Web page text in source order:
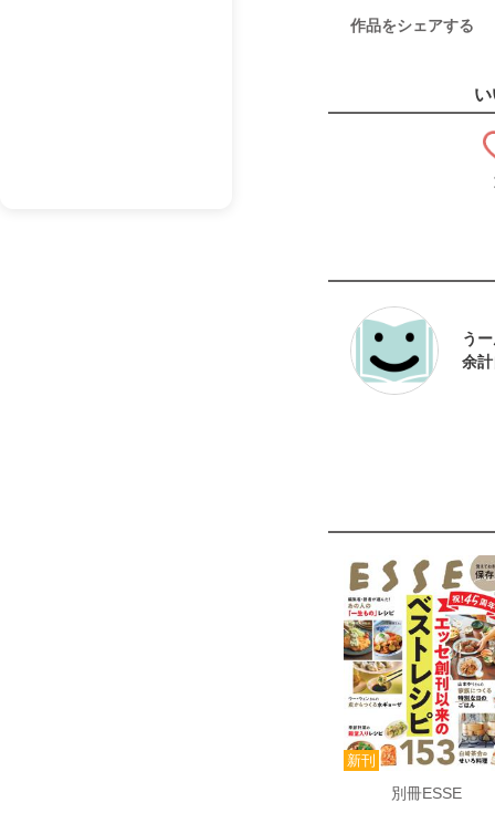
作品をシェアする
う
別冊ESSE